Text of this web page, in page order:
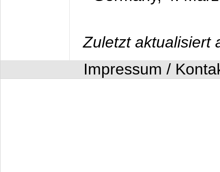
Zuletzt aktualisiert
Impressum /